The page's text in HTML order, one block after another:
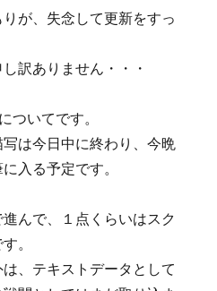
が、失念して更新をすっ
訳ありません・・・
ついてです。
は今日中に終わり、今晩
入る予定です。
んで、１点くらいはスク
。
、テキストデータとして